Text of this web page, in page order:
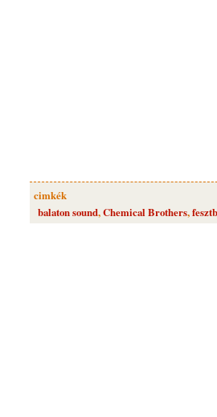
cimkék
balaton sound,Chemical Brothers,